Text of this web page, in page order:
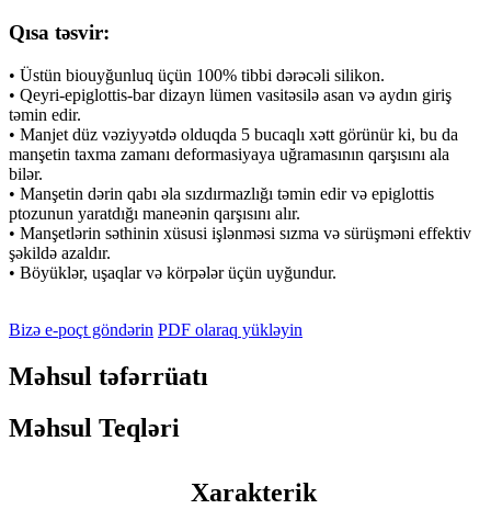
Qısa təsvir:
• Üstün biouyğunluq üçün 100% tibbi dərəcəli silikon.
• Qeyri-epiglottis-bar dizayn lümen vasitəsilə asan və aydın giriş
təmin edir.
• Manjet düz vəziyyətdə olduqda 5 bucaqlı xətt görünür ki, bu da
manşetin taxma zamanı deformasiyaya uğramasının qarşısını ala
bilər.
• Manşetin dərin qabı əla sızdırmazlığı təmin edir və epiglottis
ptozunun yaratdığı maneənin qarşısını alır.
• Manşetlərin səthinin xüsusi işlənməsi sızma və sürüşməni effektiv
şəkildə azaldır.
• Böyüklər, uşaqlar və körpələr üçün uyğundur.
Bizə e-poçt göndərin PDF olaraq yükləyin
Məhsul təfərrüatı
Məhsul Teqləri
Xarakterik